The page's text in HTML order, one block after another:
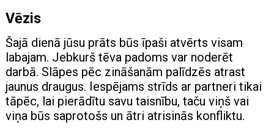
Vēzis
Šajā dienā jūsu prāts būs īpaši atvērts visam
labajam. Jebkurš tēva padoms var noderēt
darbā. Slāpes pēc zināšanām palīdzēs atrast
jaunus draugus. Iespējams strīds ar partneri tikai
tāpēc, lai pierādītu savu taisnību, taču viņš vai
viņa būs saprotošs un ātri atrisinās konfliktu.